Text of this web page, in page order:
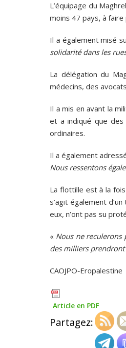
L’équipage du
moins 47 pays, à
Il a également misé
solidarité dans les
La délégation du
médecins, des
Il a mis en avant la
et a indiqué que
ordinaires.
Il a également
Nous ressentons
La flottille est à la
s’agit également
eux, n’ont pas su
« Nous ne reculerons
des milliers
CAOJPO-Eropalestine
Article en PDF
Partagez: